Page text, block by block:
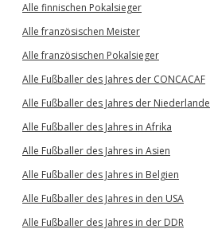
Alle finnischen Pokalsieger
Alle französischen Meister
Alle französischen Pokalsieger
Alle Fußballer des Jahres der CONCACAF
Alle Fußballer des Jahres der Niederlande
Alle Fußballer des Jahres in Afrika
Alle Fußballer des Jahres in Asien
Alle Fußballer des Jahres in Belgien
Alle Fußballer des Jahres in den USA
Alle Fußballer des Jahres in der DDR